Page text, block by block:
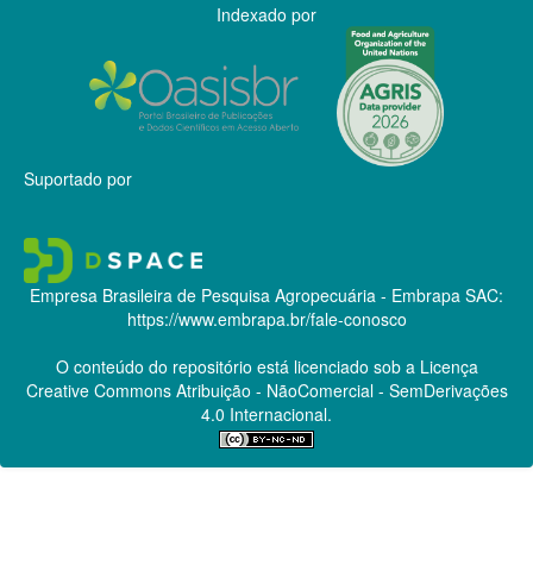
Indexado por
Suportado por
Empresa Brasileira de Pesquisa Agropecuária - Embrapa SAC:
https://www.embrapa.br/fale-conosco
O conteúdo do repositório está licenciado sob a Licença
Creative CommonsAtribuição - NãoComercial - SemDerivações
4.0 Internacional.